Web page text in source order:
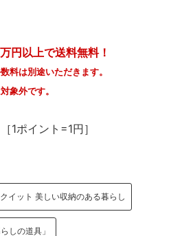
円以上で送料無料！
料は別途いただきます。
象外です。
［1ポイント=1円］
イット 美しい収納のある暮らし
しの道具」